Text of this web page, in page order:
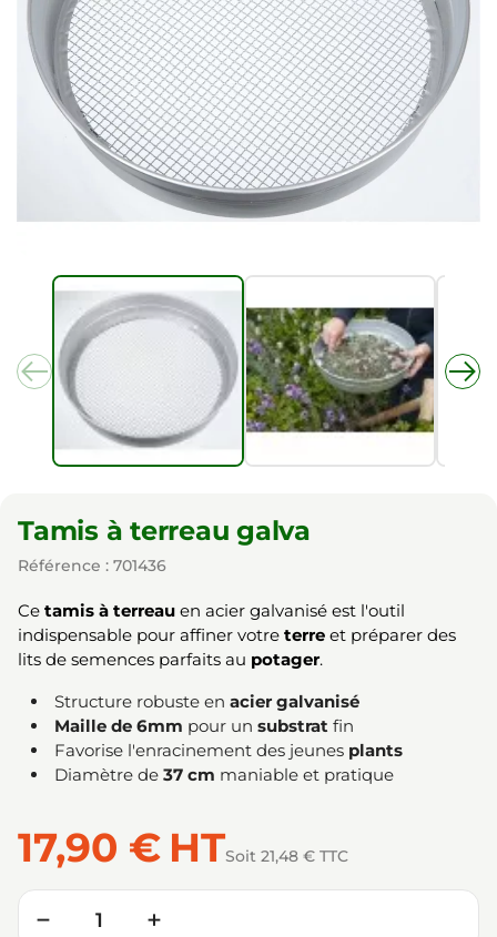
Tamis à terreau galva
Référence : 701436
Ce tamis à terreau en acier galvanisé est l'outil
indispensable pour affiner votre terre et préparer des
lits de semences parfaits au potager.
Structure robuste en acier galvanisé
Maille de 6mm pour un substrat fin
Favorise l'enracinement des jeunes plants
Diamètre de 37 cm maniable et pratique
17,90 € HTSoit 21,48 € TTC
Quantité
− +